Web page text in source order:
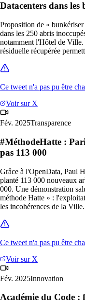
Datacenters dans les
Proposition de « bunkériser
dans les 250 abris
notamment l'Hôtel de Ville.
résiduelle récupérée
Ce tweet n'a pas pu être
Voir sur X
Fév. 2025Transparence
#MéthodeHatte :
pas 113 000
Grâce à l'OpenData, Paul
planté 113 000 nouveaux
000. Une démonstration
méthode Hatte » :
les incohérences de la Ville.
Ce tweet n'a pas pu être
Voir sur X
Fév. 2025Innovation
Académie du Code :